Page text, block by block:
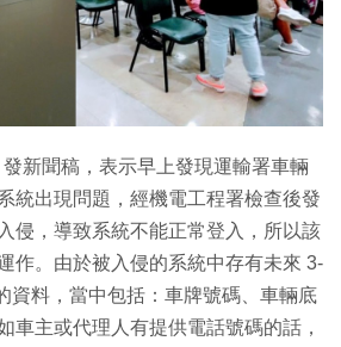
新聞稿，表示早上發現運輸署車輛
統出現問題，經機電工程署檢查後發
侵，導致系統不能正常登入，所以該
作。由於被入侵的系統中存有未來 3-
資料，當中包括：車牌號碼、車輛底
車主或代理人有提供電話號碼的話，